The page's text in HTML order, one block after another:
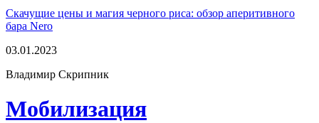
Скачущие цены и магия черного риса: обзор аперитивного
бара Nero
03.01.2023
Владимир Скрипник
Мобилизация